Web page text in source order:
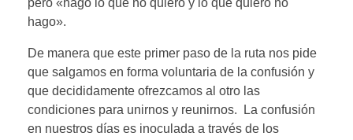
pero «hago lo que no quiero y lo que quiero no
hago».
De manera que este primer paso de la ruta nos pide
que salgamos en forma voluntaria de la confusión y
que decididamente ofrezcamos al otro las
condiciones para unirnos y reunirnos. La confusión
en nuestros días es inoculada a través de los